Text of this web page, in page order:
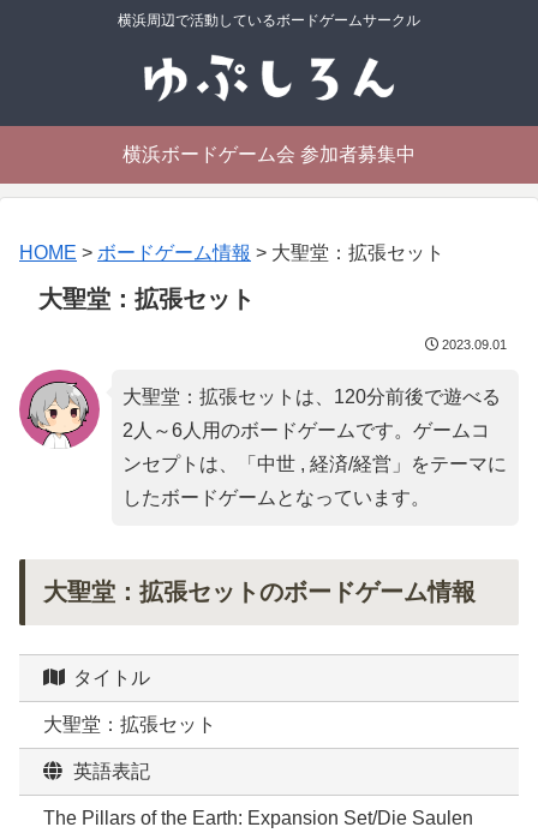
横浜周辺で活動しているボードゲームサークル
横浜ボードゲーム会 参加者募集中
HOME > ボードゲーム情報 > 大聖堂：拡張セット
大聖堂：拡張セット
2023.09.01
大聖堂：拡張セットは、120分前後で遊べる
2人～6人用のボードゲームです。ゲームコ
ンセプトは、「 中世 , 経済/経営 」をテーマに
したボードゲームとなっています。
大聖堂：拡張セットのボードゲーム情報
タイトル
大聖堂：拡張セット
英語表記
The Pillars of the Earth: Expansion Set/Die Saulen